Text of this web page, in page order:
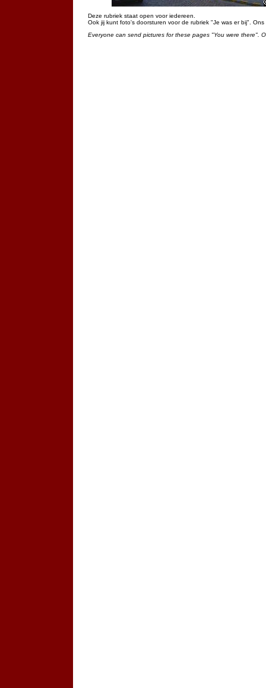
Deze rubriek staat open voor iedereen.
Ook jij kunt foto's doorsturen voor de rubriek "Je was er bij".
Everyone can send pictures for these pages "You were there".